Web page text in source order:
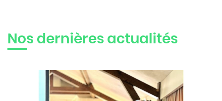
Nos dernières actualités